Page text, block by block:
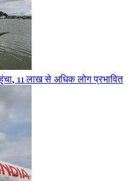
11 लाख से अधिक लोग प्रभावित